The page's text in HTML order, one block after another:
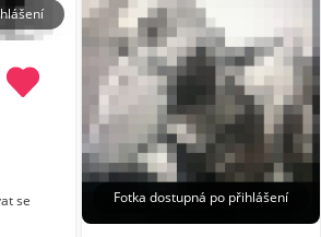
se
Fotka dostupná po přihlášení